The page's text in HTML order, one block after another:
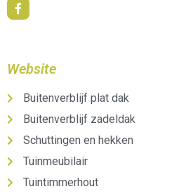
Website
Buitenverblijf plat dak
Buitenverblijf zadeldak
Schuttingen en hekken
Tuinmeubilair
Tuintimmerhout